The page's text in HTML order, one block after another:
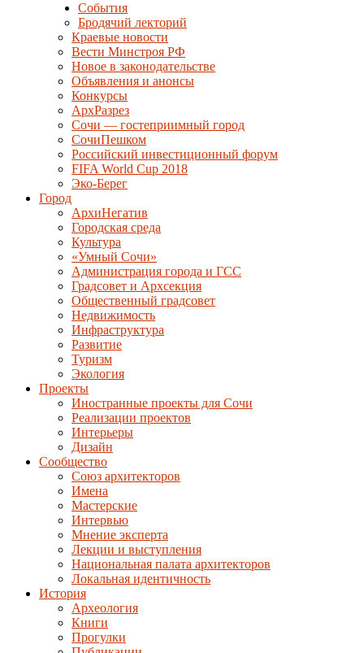
События
Бродячий лекторий
Краевые новости
Вести Минстроя РФ
Новое в законодательстве
Объявления и анонсы
Конкурсы
АрхРазрез
Сочи — гостеприимный город
СочиПешком
Российский инвестиционный форум
FIFA World Cup 2018
Эко-Берег
Город
АрхиНегатив
Городская среда
Культура
«Умный Сочи»
Администрация города и ГСС
Градсовет и Архсекция
Общественный градсовет
Недвижимость
Инфраструктура
Развитие
Туризм
Экология
Проекты
Иностранные проекты для Сочи
Реализации проектов
Интерьеры
Дизайн
Сообщество
Союз архитекторов
Имена
Мастерские
Интервью
Мнение эксперта
Лекции и выступления
Национальная палата архитекторов
Локальная идентичность
История
Археология
Книги
Прогулки